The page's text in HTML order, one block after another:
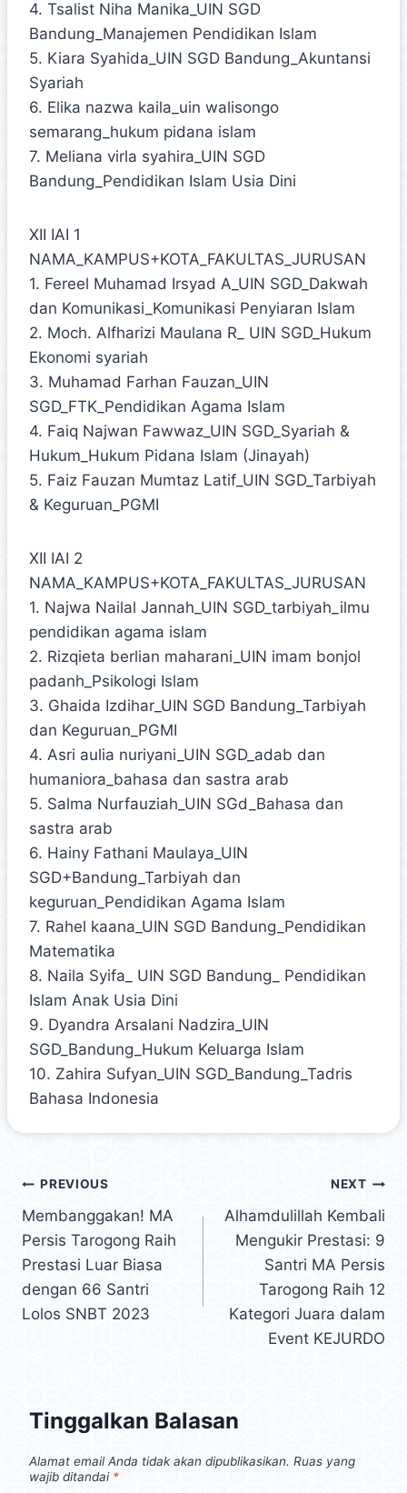
4. Tsalist Niha Manika_UIN SGD
Bandung_Manajemen Pendidikan Islam
5. Kiara Syahida_UIN SGD Bandung_Akuntansi
Syariah
6. Elika nazwa kaila_uin walisongo
semarang_hukum pidana islam
7. Meliana virla syahira_UIN SGD
Bandung_Pendidikan Islam Usia Dini
XII IAI 1
NAMA_KAMPUS+KOTA_FAKULTAS_JURUSAN
1. Fereel Muhamad Irsyad A_UIN SGD_Dakwah
dan Komunikasi_Komunikasi Penyiaran Islam
2. Moch. Alfharizi Maulana R_ UIN SGD_Hukum
Ekonomi syariah
3. Muhamad Farhan Fauzan_UIN
SGD_FTK_Pendidikan Agama Islam
4. Faiq Najwan Fawwaz_UIN SGD_Syariah &
Hukum_Hukum Pidana Islam (Jinayah)
5. Faiz Fauzan Mumtaz Latif_UIN SGD_Tarbiyah
& Keguruan_PGMI
XII IAI 2
NAMA_KAMPUS+KOTA_FAKULTAS_JURUSAN
1. Najwa Nailal Jannah_UIN SGD_tarbiyah_ilmu
pendidikan agama islam
2. Rizqieta berlian maharani_UIN imam bonjol
padanh_Psikologi Islam
3. Ghaida Izdihar_UIN SGD Bandung_Tarbiyah
dan Keguruan_PGMI
4. Asri aulia nuriyani_UIN SGD_adab dan
humaniora_bahasa dan sastra arab
5. Salma Nurfauziah_UIN SGd_Bahasa dan
sastra arab
6. Hainy Fathani Maulaya_UIN
SGD+Bandung_Tarbiyah dan
keguruan_Pendidikan Agama Islam
7. Rahel kaana_UIN SGD Bandung_Pendidikan
Matematika
8. Naila Syifa_ UIN SGD Bandung_ Pendidikan
Islam Anak Usia Dini
9. Dyandra Arsalani Nadzira_UIN
SGD_Bandung_Hukum Keluarga Islam
10. Zahira Sufyan_UIN SGD_Bandung_Tadris
Bahasa Indonesia
PREVIOUS
Membanggakan! MA
Persis Tarogong Raih
Prestasi Luar Biasa
dengan 66 Santri
Lolos SNBT 2023
NEXT
Alhamdulillah Kembali
Mengukir Prestasi: 9
Santri MA Persis
Tarogong Raih 12
Kategori Juara dalam
Event KEJURDO
Tinggalkan Balasan
Alamat email Anda tidak akan dipublikasikan. Ruas yang
wajib ditandai *